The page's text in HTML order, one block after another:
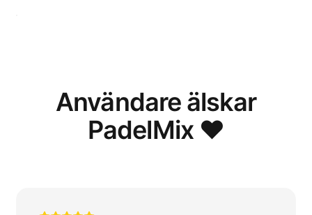
Användare älskar
PadelMix ❤️